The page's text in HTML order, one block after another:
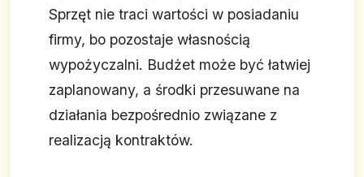
Sprzęt nie traci wartości w posiadaniu
firmy, bo pozostaje własnością
wypożyczalni. Budżet może być łatwiej
zaplanowany, a środki przesuwane na
działania bezpośrednio związane z
realizacją kontraktów.